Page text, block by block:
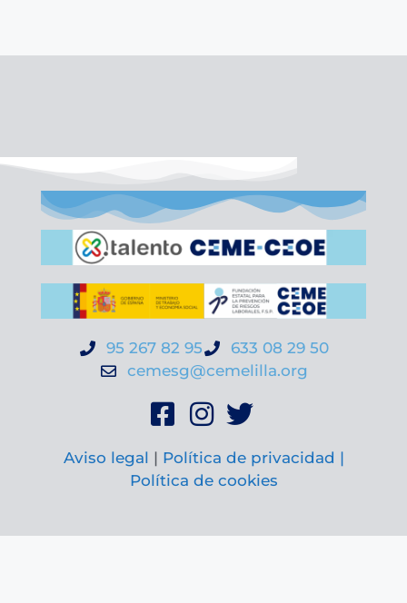
95 267 82 95
633 08 29 50
cemesg@cemelilla.org
Aviso legal | Política de privacidad |
Política de cookies